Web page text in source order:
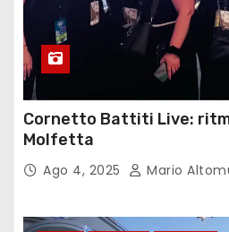
Cornetto Battiti Live:
Molfetta
Ago 4, 2025 Mario